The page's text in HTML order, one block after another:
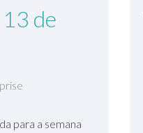
de
para a semana